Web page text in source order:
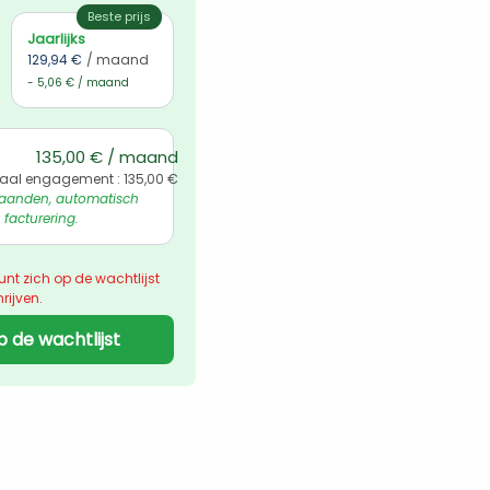
Beste prijs
Jaarlijks
129,94 € / maand
- 5,06 € / maand
135,00 € / maand
engagement : 135,00 €
automatisch
facturering.
zich op de wachtlijst
de wachtlijst